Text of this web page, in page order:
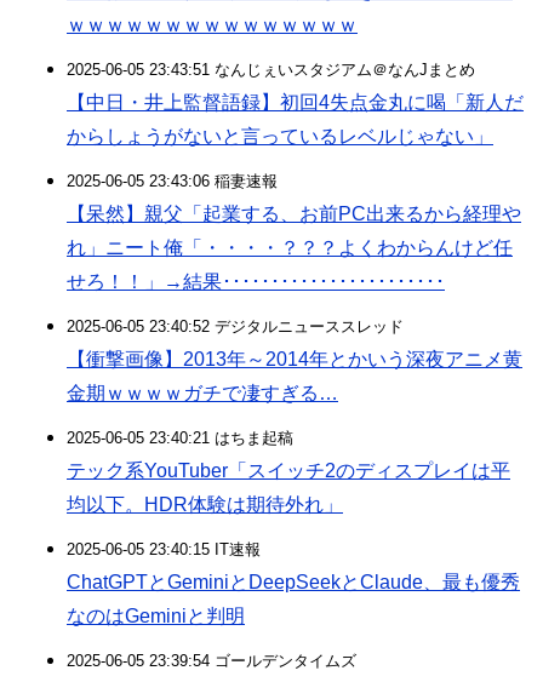
ｗｗｗｗｗｗｗｗｗｗｗｗｗｗｗ
2025-06-05 23:43:51 なんじぇいスタジアム＠なんJまとめ
【中日・井上監督語録】初回4失点金丸に喝「新人だ
からしょうがないと言っているレベルじゃない」
2025-06-05 23:43:06 稲妻速報
【呆然】親父「起業する、お前PC出来るから経理や
れ」ニート俺「・・・・？？？よくわからんけど任
せろ！！」→結果･･･････････････････････
2025-06-05 23:40:52 デジタルニューススレッド
【衝撃画像】2013年～2014年とかいう深夜アニメ黄
金期ｗｗｗｗガチで凄すぎる…
2025-06-05 23:40:21 はちま起稿
テック系YouTuber「スイッチ2のディスプレイは平
均以下。HDR体験は期待外れ」
2025-06-05 23:40:15 IT速報
ChatGPTとGeminiとDeepSeekとClaude、最も優秀
なのはGeminiと判明
2025-06-05 23:39:54 ゴールデンタイムズ